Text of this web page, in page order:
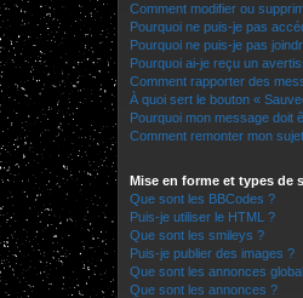
Comment modifier ou
Pourquoi ne puis-je pas
Pourquoi ne puis-je pas
Pourquoi ai-je reçu un
Comment rapporter des
À quoi sert le bouton «
Pourquoi mon message doit
Comment remonter mon
Mise en forme et types de
Que sont les BBCodes ?
Puis-je utiliser le HTML ?
Que sont les smileys ?
Puis-je publier des images ?
Que sont les annonces
Que sont les annonces ?